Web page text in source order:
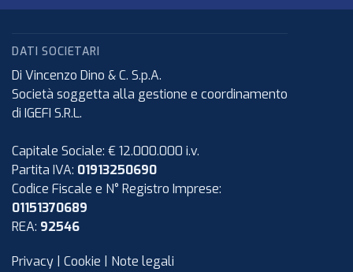
DATI SOCIETARI
Di Vincenzo Dino & C. S.p.A.
Società soggetta alla gestione e coordinamento
di IGEFI S.R.L.
Capitale Sociale: € 12.000.000 i.v.
Partita IVA: 01913250690
Codice Fiscale e N° Registro Imprese:
01151370689
REA: 92546
Privacy Cookie Note legali